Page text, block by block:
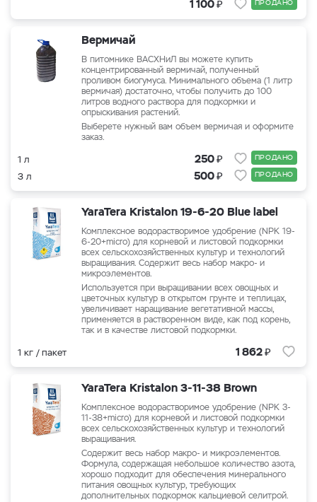
1 100₽ ПРОДАНО
Вермичай
В питомнике ВАСХНиЛ вы можете купить
концентрированный вермичай, полученный
проливом биогумуса. Минимального объема (1 литр
вермичая) достаточно, чтобы получить до 100
литров водного раствора для подкормки и
опрыскивания растений.
Выберете нужный вам объем вермичая и оформите
заказ.
1 л 250₽ ПРОДАНО
3 л 500₽ ПРОДАНО
YaraTera Kristalon 19-6-20 Blue label
Комплексное водорастворимое удобрение (NPK 19-
6-20+micro) для корневой и листовой подкормки
всех сельскохозяйственных культур и технологий
выращивания. Содержит весь набор макро- и
микроэлементов.
Используется при выращивании всех овощных и
цветочных культур в открытом грунте и теплицах,
увеличивает наращивание вегетативной массы,
применяется в растворенном виде, как под корень,
так и в качестве листовой подкормки.
1 кг / пакет 1 862₽
YaraTera Kristalon 3-11-38 Brown
Комплексное водорастворимое удобрение (NPK 3-
11-38+micro) для корневой и листовой подкормки
всех сельскохозяйственных культур и технологий
выращивания.
Содержит весь набор макро- и микроэлементов.
Формула, содержащая небольшое количество азота,
хорошо подходит для обеспечения минерального
питания овощных культур, требующих
дополнительных подкормок кальциевой селитрой.